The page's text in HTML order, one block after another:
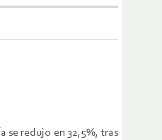
se redujo en 32,5%, tras